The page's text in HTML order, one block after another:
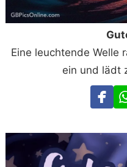
Eine leuchtende Welle
ein und lädt